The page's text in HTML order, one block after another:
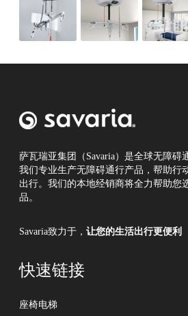
萨瓦瑞亚集团（Savaria）是全球无障碍
我们专业生产无障碍通行产品，帮助行
出行。我们的本地经销商将全力帮助您
品。
Savaria致力于， 让您的生活出行更便利
快速链接
座椅电梯